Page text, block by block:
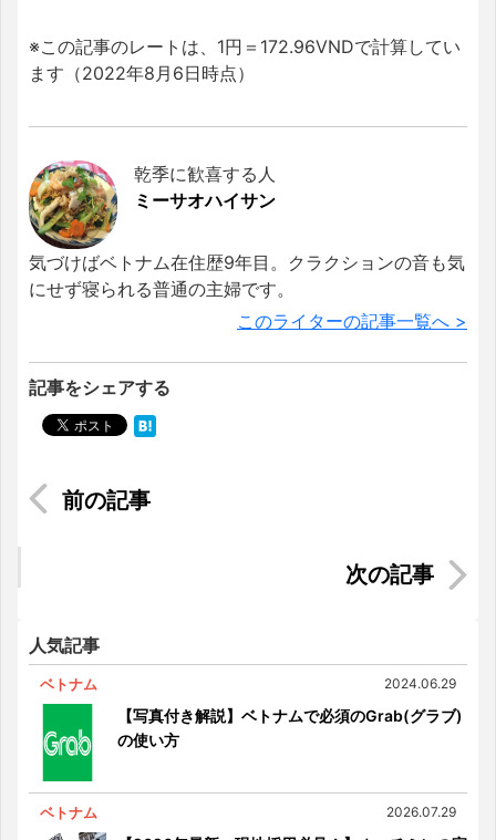
※この記事のレートは、1円＝172.96VNDで計算してい
ます（2022年8月6日時点）
乾季に歓喜する人
ミーサオハイサン
気づけばベトナム在住歴9年目。クラクションの音も気
にせず寝られる普通の主婦です。
このライターの記事一覧へ >
記事をシェアする
頑張り次第で即キャリアアップ！海外転職求人特
インドネシアで働く7つのメリットと注意点
人気記事
ベトナム 2024.06.29
【写真付き解説】ベトナムで必須のGrab(グラブ)
の使い方
ベトナム 2026.07.29